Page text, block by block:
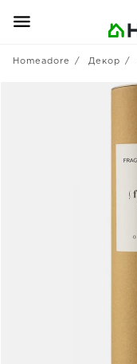
Homeadore Декор